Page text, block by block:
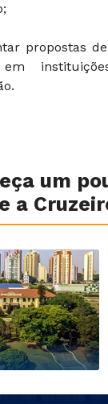
propostas
um
a